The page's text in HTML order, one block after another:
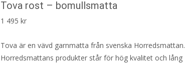
Tova rost – bomullsmatta
1 495kr
Tova är en vävd garnmatta från svenska Horredsmattan.
Horredsmattans produkter står för hög kvalitet och lång